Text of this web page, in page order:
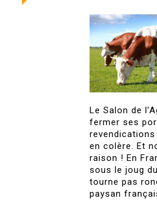
Le Salon de
fermer ses
en colère. Et
raison ! En
sous le joug
tourne pas
paysan